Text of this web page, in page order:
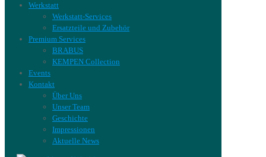
Werkstatt
Werkstatt-Services
Ersatzteile und Zubehör
Premium Services
BRABUS
KEMPEN Collection
Events
Kontakt
Über Uns
Unser Team
Geschichte
Impressionen
Aktuelle News